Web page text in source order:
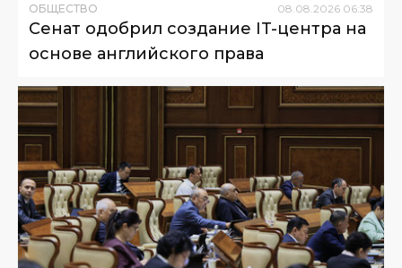
ОБЩЕСТВО 08 08 2026 06:38
Сенат одобрил создание IT-центра на
основе английского права